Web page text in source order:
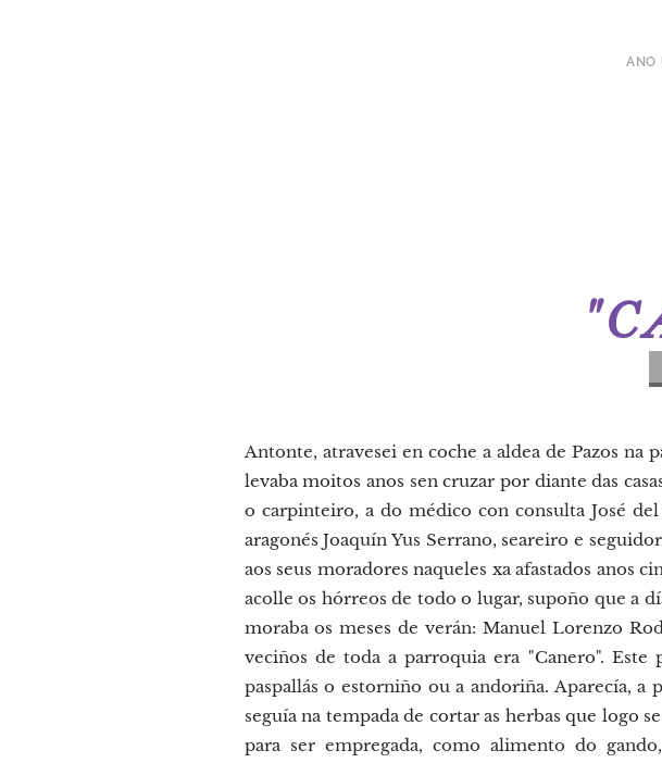
ANO
Antonte, atravesei en coche a aldea de Pazos
levaba moitos anos sen cruzar por diante das
o carpinteiro, a do médico con consulta José
aragonés Joaquín Yus Serrano, seareiro e
aos seus moradores naqueles xa afastados anos
acolle os hórreos de todo o lugar, supoño que a
moraba os meses de verán: Manuel Lorenzo
veciños de toda a parroquia era "Canero".
paspallás o estorniño ou a andoriña. Aparecía,
seguía na tempada de cortar as herbas que logo
para ser empregada, como alimento do